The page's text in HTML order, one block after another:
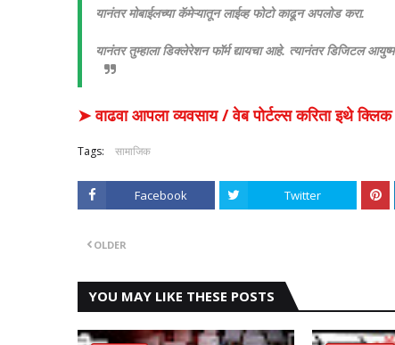
यानंतर मोबाईलच्या कॅमेऱ्यातून लाईव्ह फोटो काढून अपलोड करा.
यानंतर तुम्हाला डिक्लेरेशन फॉर्म द्यायचा आहे. त्यानंतर डिजिटल
➤ वाढवा आपला व्यवसाय / वेब पोर्टल्स करिता इथे
Tags: सामाजिक
Facebook Twitter
OLDER
YOU MAY LIKE THESE POSTS